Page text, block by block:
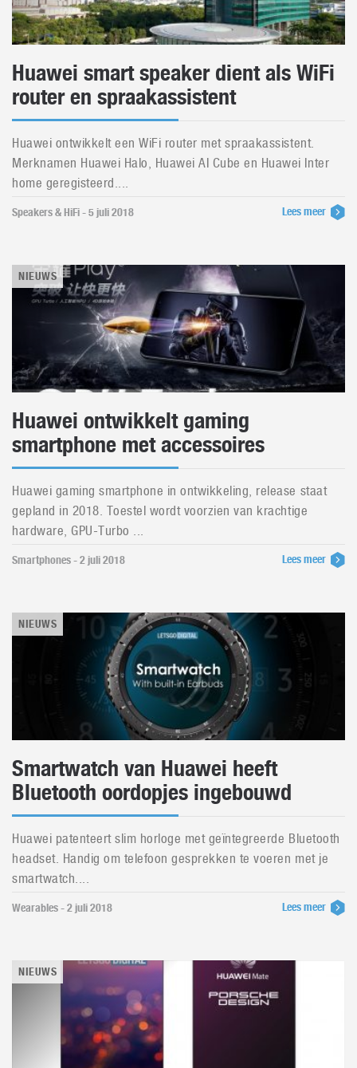
Huawei smart speaker dient als WiFi
router en spraakassistent
Huawei ontwikkelt een WiFi router met spraakassistent.
Merknamen Huawei Halo, Huawei AI Cube en Huawei Inter
home geregisteerd....
Speakers & HiFi - 5 juli 2018 Lees meer
NIEUWS
Huawei ontwikkelt gaming
smartphone met accessoires
Huawei gaming smartphone in ontwikkeling, release staat
gepland in 2018. Toestel wordt voorzien van krachtige
hardware, GPU-Turbo ...
Smartphones - 2 juli 2018 Lees meer
NIEUWS
Smartwatch van Huawei heeft
Bluetooth oordopjes ingebouwd
Huawei patenteert slim horloge met geïntegreerde Bluetooth
headset. Handig om telefoon gesprekken te voeren met je
smartwatch....
Wearables - 2 juli 2018 Lees meer
NIEUWS